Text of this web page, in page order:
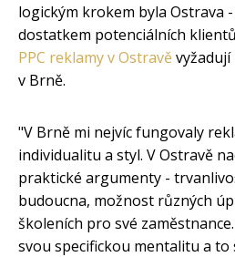
logickým krokem byla Ostrava
dostatkem potenciálních
PPC reklamy v Ostravě
v Brně.
"V Brně mi nejvíc fungovaly
individualitu a styl. V Ostravě
praktické argumenty -
budoucna, možnost různých
školeních pro své
svou specifickou mentalitu a to